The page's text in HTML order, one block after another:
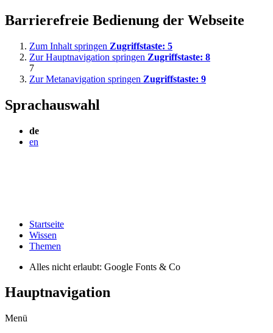
Barrierefreie Bedienung der Webseite
Zum Inhalt springen Zugriffstaste: 5
Zur Hauptnavigation springen Zugriffstaste: 8
7
Zur Metanavigation springen Zugriffstaste: 9
Sprachauswahl
de
en
Startseite
Wissen
Themen
Alles nicht erlaubt: Google Fonts & Co
Hauptnavigation
Menü